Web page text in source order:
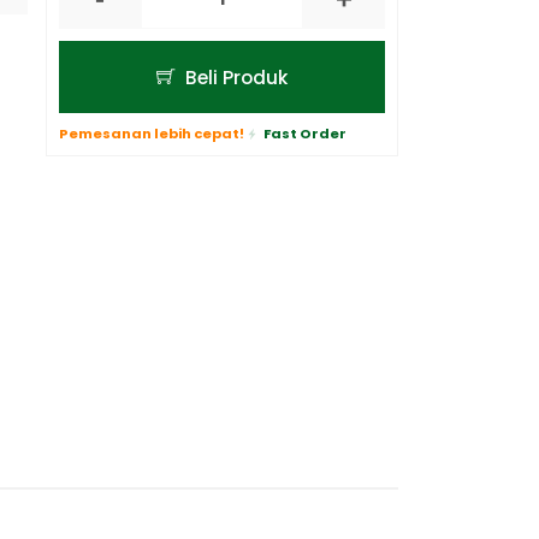
Beli Produk
Pemesanan lebih cepat! Fast Order